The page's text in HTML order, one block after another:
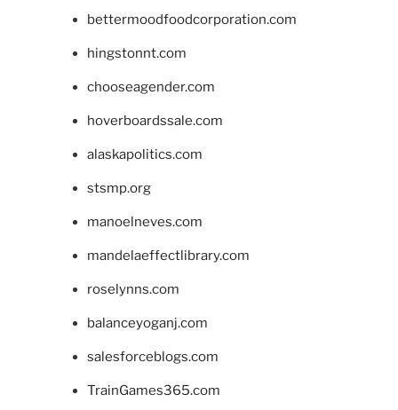
bettermoodfoodcorporation.com
hingstonnt.com
chooseagender.com
hoverboardssale.com
alaskapolitics.com
stsmp.org
manoelneves.com
mandelaeffectlibrary.com
roselynns.com
balanceyoganj.com
salesforceblogs.com
TrainGames365.com